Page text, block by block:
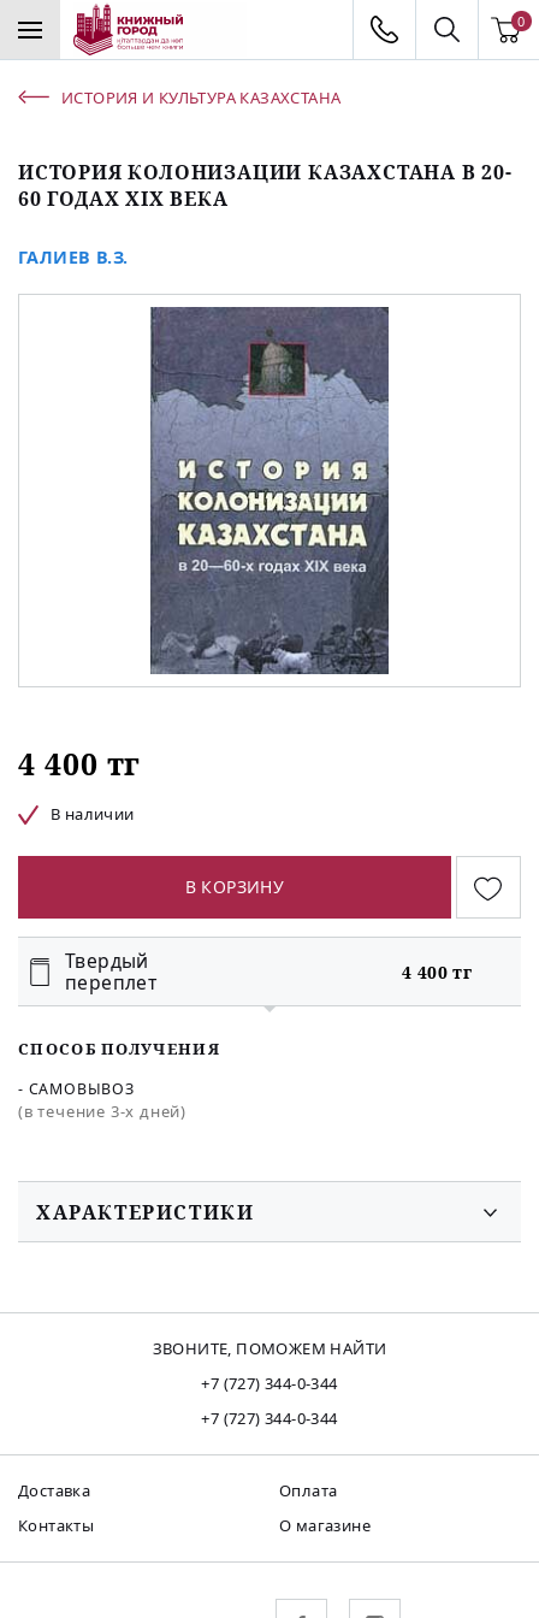
0
ИСТОРИЯ И КУЛЬТУРА КАЗАХСТАНА
ИСТОРИЯ КОЛОНИЗАЦИИ КАЗАХСТАНА В 20-
60 ГОДАХ XIX ВЕКА
ГАЛИЕВ В.З.
4 400 тг
В наличии
В КОРЗИНУ
Твердый
переплет
4 400 тг
СПОСОБ ПОЛУЧЕНИЯ
- САМОВЫВОЗ
(в течение 3-х дней)
ХАРАКТЕРИСТИКИ
ЗВОНИТЕ, ПОМОЖЕМ НАЙТИ
+7 (727) 344-0-344
+7 (727) 344-0-344
Доставка
Оплата
Контакты
О магазине